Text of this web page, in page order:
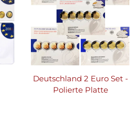
Deutschland 2 Euro Set -
Polierte Platte